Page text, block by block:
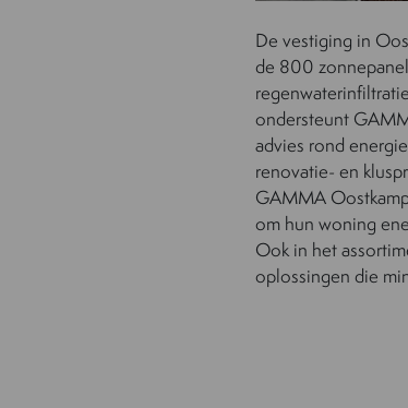
De vestiging in
de 800
ondersteunt
advies rond
renovatie- en
GAMMA
om hun woning
Ook in het
oplossingen die